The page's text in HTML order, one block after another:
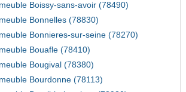
Boissy-sans-avoir (78490)
Bonnelles (78830)
Bonnieres-sur-seine (78270)
Bouafle (78410)
Bougival (78380)
Bourdonne (78113)